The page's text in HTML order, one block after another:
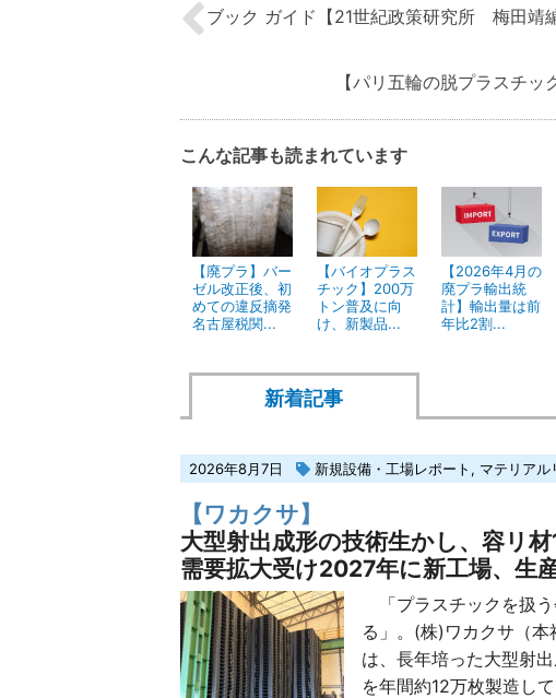
ブック ガイド【21世紀政策研究所 梅田靖
【パリ五輪の脱プラスチ
こんな記事も読まれています
【廃プラ】バー
ゼル改正後、初
めての違反摘発
名古屋税関...
【バイオプラス
チック】200万
トン普及に向
け、新製品...
【2026年4月の
廃プラ輸出統
計】輸出量は前
年比2割...
新着記事
2026年8月7日 新規設備・工場レポート , マテリアル
【ワカクサ】
大型射出成形の技術生かし、容リ
需要拡大受け2027年に新工場、生
「プラスチックを扱
る」。(株)ワカクサ（本
は、長年培った大型射
を年間約12万枚製造し